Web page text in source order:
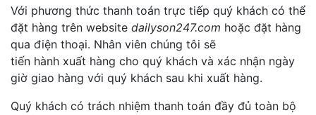
Với phương thức thanh toán trực tiếp quý khách có thể
đặt hàng trên website dailyson247.com hoặc đặt hàng
qua điện thoại. Nhân viên chúng tôi sẽ
tiến hành xuất hàng cho quý khách và xác nhận ngày
giờ giao hàng với quý khách sau khi xuất hàng.
Quý khách có trách nhiệm thanh toán đầy đủ toàn bộ